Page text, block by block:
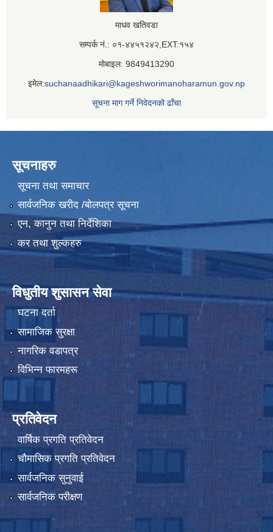
माधव खतिवडा
सम्पर्क नं.: ०१-४४५१२४२,EXT:१५४
मोबाइल: 9849413290
इमेल:suchanaadhikari@kageshworimanoharamun.gov.np
सूचना माग गर्ने निवेदनको ढाँचा
सूचनाहरु
सूचना तथा समाचार
सार्वजनिक खरीद /बोलपत्र सूचना
एन, कानुन तथा निर्देशिका
कर तथा शुल्कहरु
विधुतीय शुसासन सेवा
घटना दर्ता
सामाजिक सुरक्षा
नागरिक वडापत्र
विभिन्न फारमहरू
प्रतिवेदन
वार्षिक प्रगति प्रतिवेदन
चौमासिक प्रगति प्रतिवेदन
सार्वजनिक सुनुवाई
सार्वजनिक परीक्षण